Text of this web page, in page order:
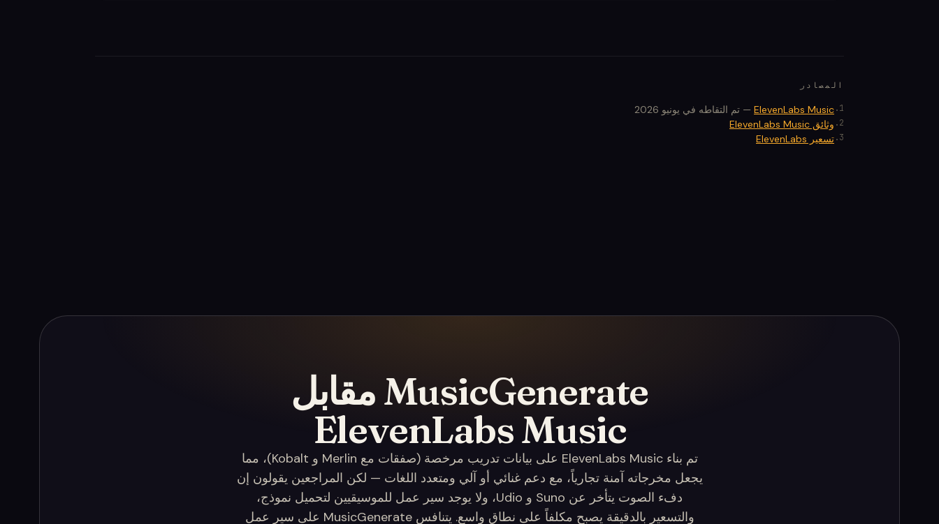
المصادر
1
.
ElevenLabs Music
— تم التقاطه في يونيو 2026
2
. وثائق ElevenLabs Music
3
.تسعير ElevenLabs
MusicGenerate مقابل
ElevenLabs Music
تم بناء ElevenLabs Music على بيانات تدريب مرخصة (صفقات مع Merlin و Kobalt)، مما
يجعل مخرجاته آمنة تجارياً، مع دعم غنائي أو آلي ومتعدد اللغات — لكن المراجعين يقولون إن
دفء الصوت يتأخر عن Suno و Udio، ولا يوجد سير عمل للموسيقيين لتحميل نموذج،
والتسعير بالدقيقة يصبح مكلفاً على نطاق واسع. يتنافس MusicGenerate على سير عمل